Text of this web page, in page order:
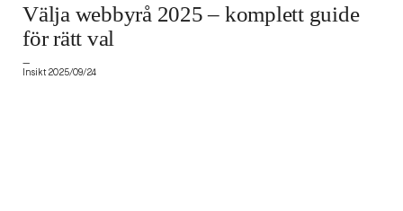
Välja webbyrå 2025 – komplett guide
för rätt val
—
Insikt 2025/09/24